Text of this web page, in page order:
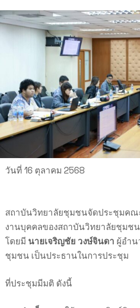
วันที่ 16 ตุลาคม 2568
สถาบันวิทยาลัยชุมชนจัดประชุมคณ
งานบุคคลของสถาบันวิทยาลัยชุมชน
โดยมี นายเจริญชัย วงษ์จินดา ผู้อำ
ชุมชน เป็นประธานในการประชุม
ที่ประชุมมีมติ ดังนี้